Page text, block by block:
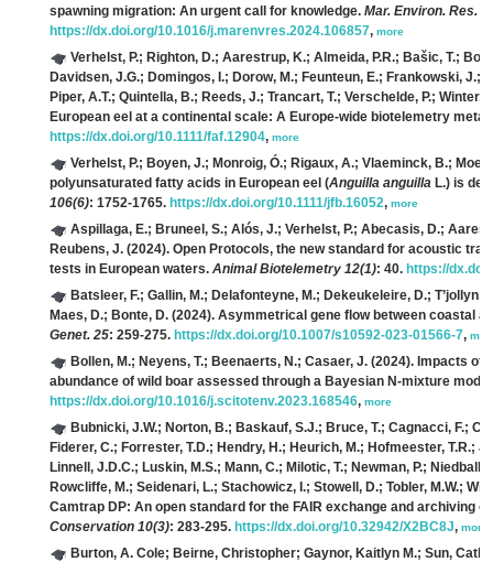
spawning migration: An urgent call for knowledge. Mar. Environ. Res.
https://dx.doi.org/10.1016/j.marenvres.2024.106857, more
Verhelst, P.; Righton, D.; Aarestrup, K.; Almeida, P.R.; Bašic, T.;
Davidsen, J.G.; Domingos, I.; Dorow, M.; Feunteun, E.; Frankowski, J.;
Piper, A.T.; Quintella, B.; Reeds, J.; Trancart, T.; Verschelde, P.; Winter,
European eel at a continental scale: A Europe‐wide biotelemetry
https://dx.doi.org/10.1111/faf.12904, more
Verhelst, P.; Boyen, J.; Monroig, Ó.; Rigaux, A.; Vlaeminck, B.;
polyunsaturated fatty acids in European eel (Anguilla anguilla L.) is
106(6): 1752-1765. https://dx.doi.org/10.1111/jfb.16052, more
Aspillaga, E.; Bruneel, S.; Alós, J.; Verhelst, P.; Abecasis, D.;
Reubens, J. (2024). Open Protocols, the new standard for acoustic
tests in European waters. Animal Biotelemetry 12(1): 40. https://
Batsleer, F.; Gallin, M.; Delafonteyne, M.; Dekeukeleire, D.; T’jollyn,
Maes, D.; Bonte, D. (2024). Asymmetrical gene flow between coastal
Genet. 25: 259-275. https://dx.doi.org/10.1007/s10592-023-01566-7,
Bollen, M.; Neyens, T.; Beenaerts, N.; Casaer, J. (2024). Impacts of
abundance of wild boar assessed through a Bayesian N-mixture
https://dx.doi.org/10.1016/j.scitotenv.2023.168546, more
Bubnicki, J.W.; Norton, B.; Baskauf, S.J.; Bruce, T.; Cagnacci, F.;
Fiderer, C.; Forrester, T.D.; Hendry, H.; Heurich, M.; Hofmeester, T.R.;
Linnell, J.D.C.; Luskin, M.S.; Mann, C.; Milotic, T.; Newman, P.;
Rowcliffe, M.; Seidenari, L.; Stachowicz, I.; Stowell, D.; Tobler, M.W.;
Camtrap DP: An open standard for the FAIR exchange and archiving
Conservation 10(3): 283-295. https://dx.doi.org/10.32942/X2BC8J, more
Burton, A. Cole; Beirne, Christopher; Gaynor, Kaitlyn M.; Sun,